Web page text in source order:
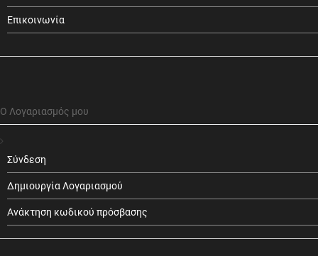
Επικοινωνία
Ο Λογαριασμός μου
Σύνδεση
Δημιουργία Λογαριασμού
Ανάκτηση κωδικού πρόσβασης